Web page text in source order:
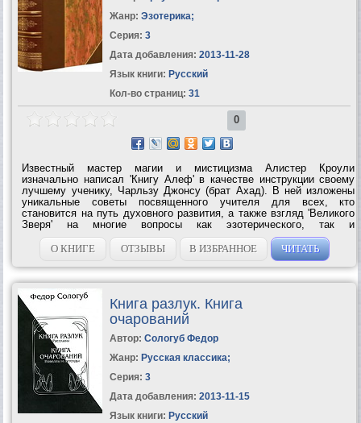
Жанр: Эзотерика;
Серия: 3
Дата добавления: 2013-11-28
Язык книги: Русский
Кол-во страниц: 31
0
Известный мастер магии и мистицизма Алистер Кроули
изначально написал 'Книгу Алеф' в качестве инструкции своему
лучшему ученику, Чарльзу Джонсу (брат Ахад). В ней изложены
уникальные советы посвященного учителя для всех, кто
становится на путь духовного развития, а также взгляд 'Великого
Зверя' на многие вопросы как эзотерического, так и
общефилософского свойства, во многом проясняющий его...
О КНИГЕ
ОТЗЫВЫ В ИЗБРАННОЕ ЧИТАТЬ
Книга разлук. Книга
очарований
Автор: Сологуб Федор
Жанр: Русская классика;
Серия: 3
Дата добавления: 2013-11-15
Язык книги: Русский